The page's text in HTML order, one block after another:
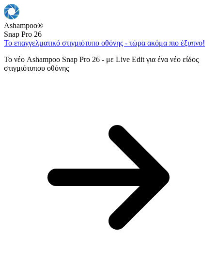
Ashampoo®
Snap Pro 26
Το επαγγελματικό στιγμιότυπο οθόνης - τώρα ακόμα πιο έξυπνο!
Το νέο Ashampoo Snap Pro 26 - με Live Edit για ένα νέο είδος
στιγμιότυπου οθόνης